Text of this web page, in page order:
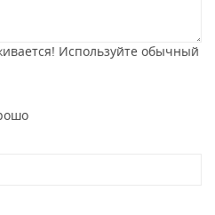
Используйте обычный